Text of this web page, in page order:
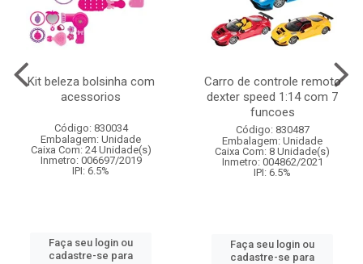
Kit beleza bolsinha com
acessorios
Código: 830034
Embalagem: Unidade
Caixa Com: 24 Unidade(s)
Inmetro: 006697/2019
IPI: 6.5%
Faça seu login ou
cadastre-se para
Carro de controle remoto
dexter speed 1:14 com 7
funcoes
Código: 830487
Embalagem: Unidade
Caixa Com: 8 Unidade(s)
Inmetro: 004862/2021
IPI: 6.5%
Faça seu login ou
cadastre-se para